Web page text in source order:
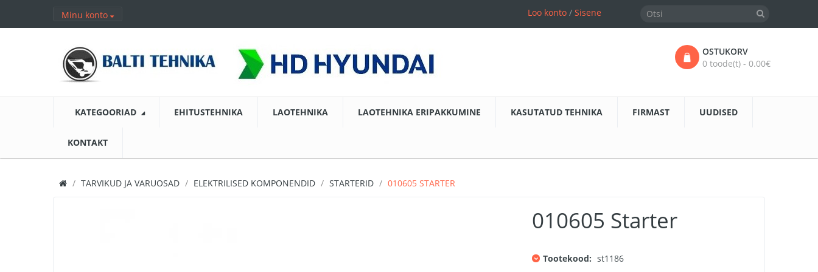
Minu konto Loo konto/ Sisene
OSTUKORV
0 toode(t) - 0.00€
KATEGOORIAD EHITUSTEHNIKA LAOTEHNIKA LAOTEHNIKA ERIPAKKUMINE KASUTATUD TEHNIKA FIRMAST UUDISED
KONTAKT
TARVIKUD JA VARUOSAD ELEKTRILISED KOMPONENDID STARTERID 010605 STARTER
010605 Starter
Tootekood: st1186